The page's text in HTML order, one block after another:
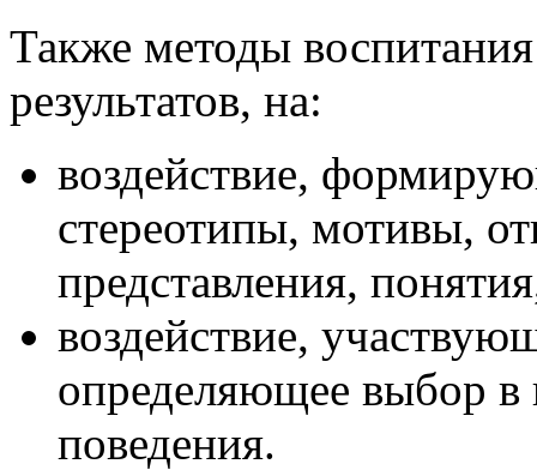
Также методы
результатов, на:
воздействие,
стереотипы, мотивы,
представления,
воздействие,
определяющее выбор в
поведения.